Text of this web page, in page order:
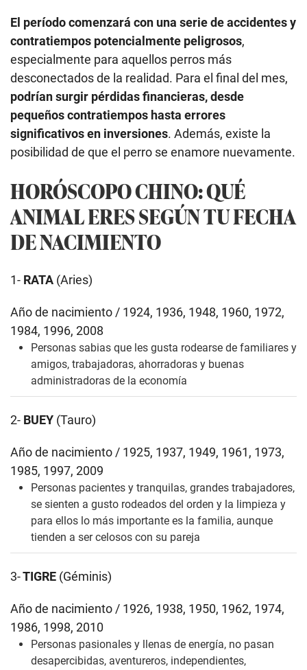
El período comenzará con una serie de accidentes y
contratiempos potencialmente peligrosos,
especialmente para aquellos perros más
desconectados de la realidad. Para el final del mes,
podrían surgir pérdidas financieras, desde
pequeños contratiempos hasta errores
significativos en inversiones. Además, existe la
posibilidad de que el perro se enamore nuevamente.
HORÓSCOPO CHINO: QUÉ
ANIMAL ERES SEGÚN TU FECHA
DE NACIMIENTO
1- RATA (Aries)
Año de nacimiento / 1924, 1936, 1948, 1960, 1972,
1984, 1996, 2008
Personas sabias que les gusta rodearse de familiares y
amigos, trabajadoras, ahorradoras y buenas
administradoras de la economía
2- BUEY (Tauro)
Año de nacimiento / 1925, 1937, 1949, 1961, 1973,
1985, 1997, 2009
Personas pacientes y tranquilas, grandes trabajadores,
se sienten a gusto rodeados del orden y la limpieza y
para ellos lo más importante es la familia, aunque
tienden a ser celosos con su pareja
3-TIGRE (Géminis)
Año de nacimiento / 1926, 1938, 1950, 1962, 1974,
1986, 1998, 2010
Personas pasionales y llenas de energía, no pasan
desapercibidas, aventureros, independientes,